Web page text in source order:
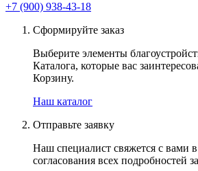
+7 (900) 938-43-18
Сформируйте заказ
Выберите элементы
Каталога, которые вас
Корзину.
Наш каталог
Отправьте заявку
Наш специалист свяжется с вами
согласования всех подробностей